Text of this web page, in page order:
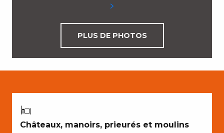
PLUS DE PHOTOS
Châteaux, manoirs, prieurés et moulins